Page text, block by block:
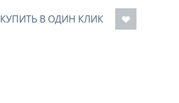
КУПИТЬ В ОДИН КЛИК